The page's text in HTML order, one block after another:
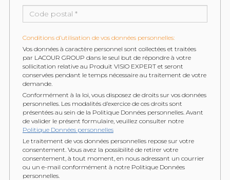
Conditions d’utilisation de vos données personnelles:
Vos données à caractère personnel sont collectées et traitées
par LACOUR GROUP dans le seul but de répondre à votre
sollicitation relative au Produit VISIO EXPERT et seront
conservées pendant le temps nécessaire au traitement de votre
demande.
Conformément à la loi, vous disposez de droits sur vos données
personnelles. Les modalités d’exercice de ces droits sont
présentées au sein de la Politique Données personnelles. Avant
de valider le présent formulaire, veuillez consulter notre
Politique Données personnelles
Le traitement de vos données personnelles repose sur votre
consentement. Vous avez la possibilité de retirer votre
consentement, à tout moment, en nous adressant un courrier
ou un e-mail conformément à notre Politique Données
personnelles.